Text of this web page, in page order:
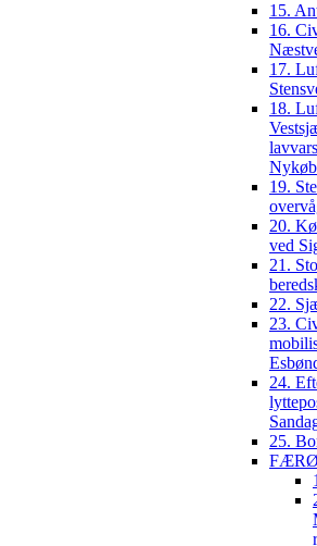
15.
16.
17.
18.
19.
20.
ved
21.
22.
23.
24.
25.